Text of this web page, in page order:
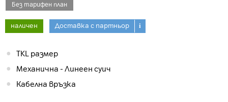
Без тарифен план
наличен Доставка с партньор i
TKL размер
Механична - Линеен суич
Кабелна връзка